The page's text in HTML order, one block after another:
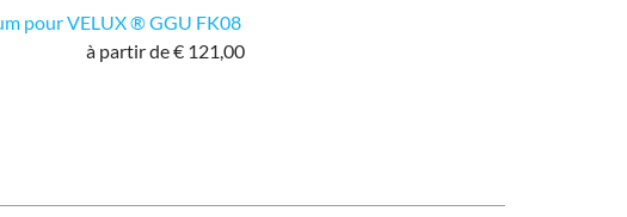
pour VELUX ® GGU FK08
à partir de € 121,00